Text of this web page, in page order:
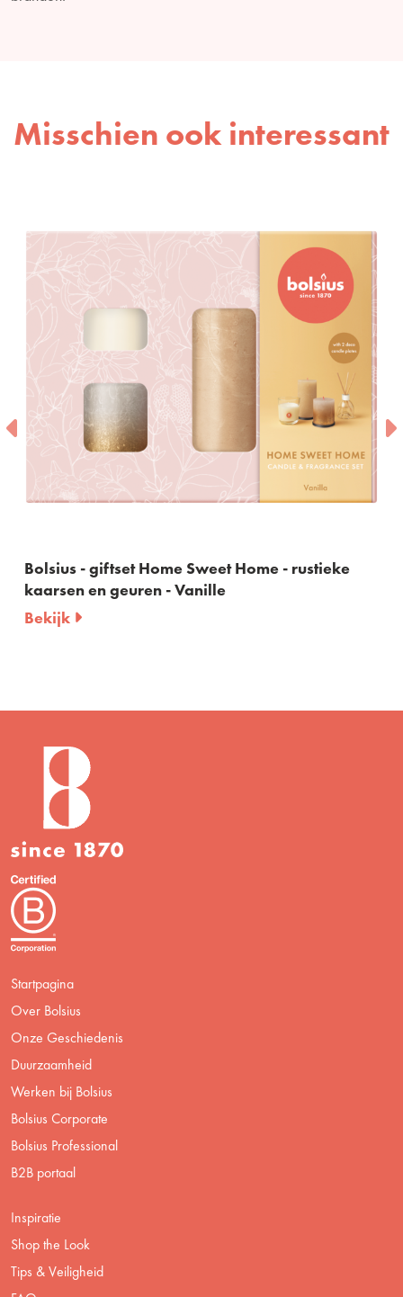
Misschien ook interessant
Sweet Home - rustieke
Bolsius - gift set Fruit
Startpagina
Over Bolsius
Onze Geschiedenis
Duurzaamheid
Werken bij Bolsius
Bolsius Corporate
Bolsius Professional
B2B portaal
Inspiratie
Shop the Look
Tips & Veiligheid